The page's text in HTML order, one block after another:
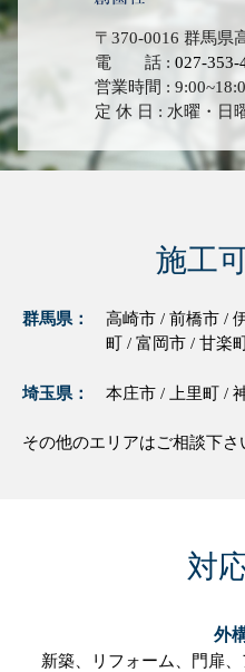
〒370-0016 群馬県
電 話 : 027-353-
営業時間 :
定 休 日 : 水曜・日
施工
群馬県：
高崎市 / 前橋市 /
町 / 富岡市 / 甘楽
埼玉県： 本庄市 / 上里町 /
その他のエリアはご相談下さ
対
外
新築、 リフォーム、 門扉、